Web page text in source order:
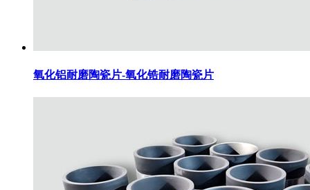
氧化铝耐磨陶瓷片-氧化锆耐磨陶瓷片